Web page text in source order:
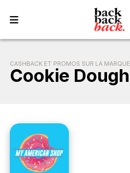
CASHBACK ET PROMOS SUR LA MARQUE
Cookie Dough